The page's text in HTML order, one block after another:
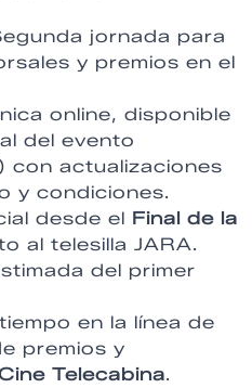
jornada para
y premios en el
online, disponible
del evento
con actualizaciones
y condiciones.
desde el Final de la
al telesilla JARA.
del primer
en la línea de
premios y
Telecabina.